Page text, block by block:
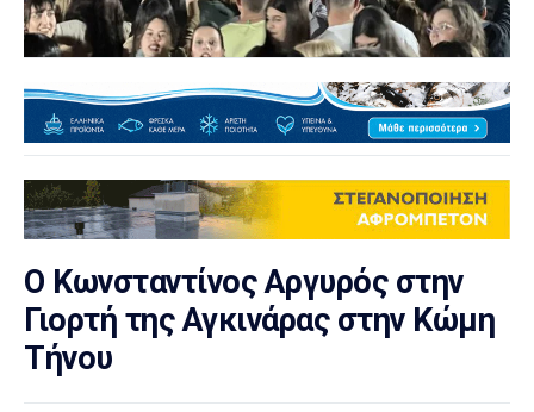
Ο Κωνσταντίνος Αργυρός στην
Γιορτή της Αγκινάρας στην Κώμη
Τήνου